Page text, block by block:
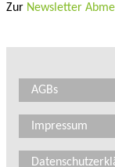
Zur Newsletter
AGBs
Impressum